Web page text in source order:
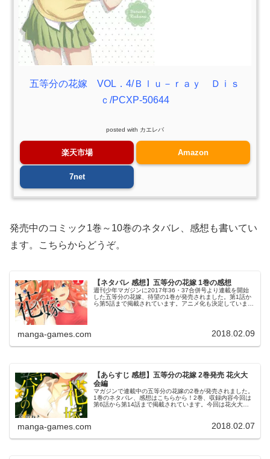
五等分の花嫁 VOL．4/Ｂｌｕ－ｒａｙ Ｄｉｓ
ｃ/PCXP-50644
posted with カエレバ
楽天市場 Amazon
7net
発売中のコミック1巻～10巻のネタバレ、感想も書いてい
ます。こちらからどうぞ。
【ネタバレ 感想】五等分の花嫁 1巻の感想
週刊少年マガジンに2017年36・37合併号より連載を開始
した五等分の花嫁、待望の1巻が発売されました。第1話か
ら第5話まで掲載されています。アニメ化も決定していま
manga-games.com 2018.02.09
【あらすじ 感想】五等分の花嫁 2巻発売 花火大
会編
マガジンで連載中の五等分の花嫁の2巻が発売されました。
1巻のネタバレ、感想はこちらから！2巻、収録内容今回は
第6話から第14話まで掲載されています。今回は花火大会
manga-games.com 2018.02.07